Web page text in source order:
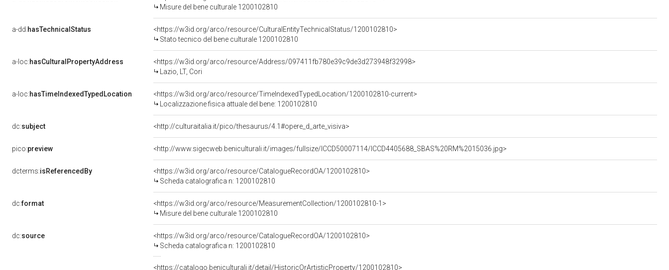
Misure del bene culturale 1200102810
a-dd:hasTechnicalStatus
<https://w3id.org/arco/resource/CulturalEntityTechnicalStatus/1200102810>
Stato tecnico del bene culturale 1200102810
a-loc:hasCulturalPropertyAddress
<https://w3id.org/arco/resource/Address/097411fb780e39c9de3d273948f32998>
Lazio, LT, Cori
a-loc:hasTimeIndexedTypedLocation
<https://w3id.org/arco/resource/TimeIndexedTypedLocation/1200102810-current>
Localizzazione fisica attuale del bene: 1200102810
dc:subject <http://culturaitalia.it/pico/thesaurus/4.1#opere_d_arte_visiva>
pico:preview <http://www.sigecweb.beniculturali.it/images/fullsize/ICCD50007114/ICCD4405688_SBAS%20RM%2015036.jpg>
dcterms:isReferencedBy
<https://w3id.org/arco/resource/CatalogueRecordOA/1200102810>
Scheda catalografica n: 1200102810
dc:format
<https://w3id.org/arco/resource/MeasurementCollection/1200102810-1>
Misure del bene culturale 1200102810
dc:source
<https://w3id.org/arco/resource/CatalogueRecordOA/1200102810>
Scheda catalografica n: 1200102810
<https://catalogo.beniculturali.it/detail/HistoricOrArtisticProperty/1200102810>